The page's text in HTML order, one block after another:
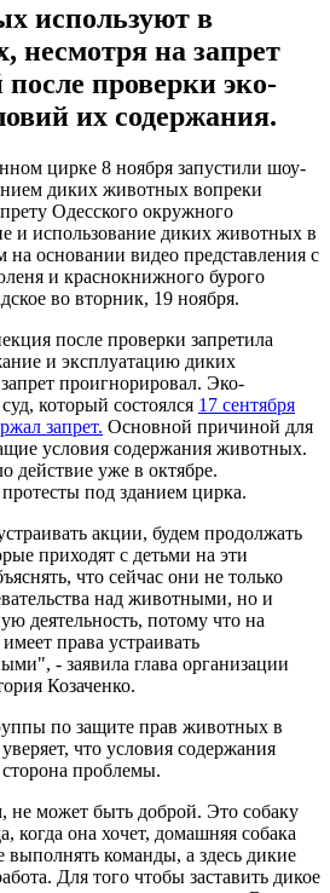
используют в
несмотря на запрет
проверки эко-
их содержания.
цирке 8 ноября запустили шоу-
диких животных вопреки
Одесского окружного
и использование диких животных в
на основании видео представления с
и краснокнижного бурого
во вторник, 19 ноября.
после проверки запретила
и эксплуатацию диких
проигнорировал. Эко-
который состоялся 17 сентября
запрет. Основной причиной для
условия содержания животных.
действие уже в октябре.
под зданием цирка.
акции, будем продолжать
приходят с детьми на эти
что сейчас они не только
над животными, но и
деятельность, потому что на
права устраивать
- заявила глава организации
Козаченко.
по защите прав животных в
что условия содержания
проблемы.
не может быть доброй. Это собаку
когда она хочет, домашняя собака
команды, а здесь дикие
Для того чтобы заставить дикое